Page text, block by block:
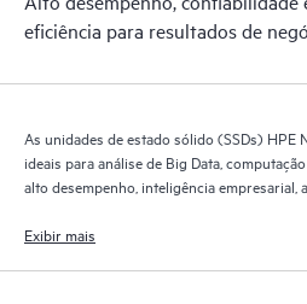
eficiência para resultados de
As unidades de estado sólido (SSDs) HPE
ideais para análise de Big Data,
alto desempenho, inteligência empresarial,
Exibir mais